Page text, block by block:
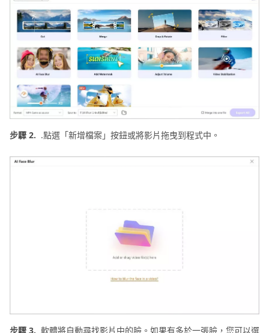
步驟 2. .點選「新增檔案」按鈕或將影片拖曳到程式中。
步驟 3. 軟體將自動尋找影片中的臉。如果有多於一張臉，您可以選